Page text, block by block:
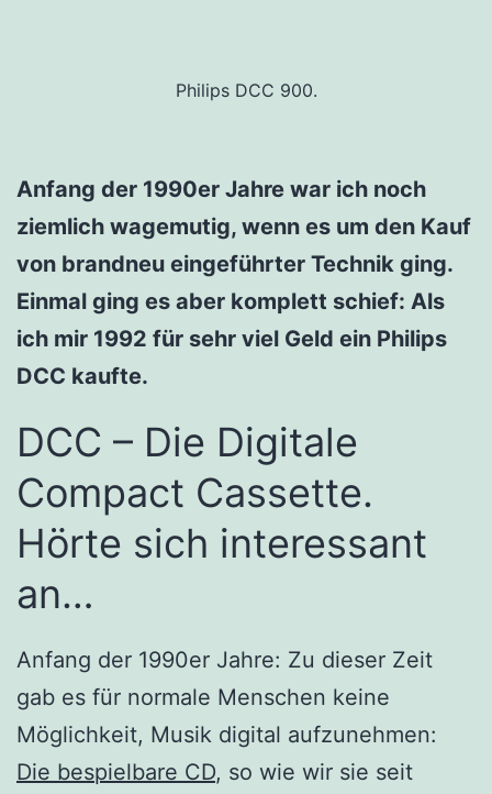
Philips DCC 900.
Anfang der 1990er Jahre war ich noch
ziemlich wagemutig, wenn es um den Kauf
von brandneu eingeführter Technik ging.
Einmal ging es aber komplett schief: Als
ich mir 1992 für sehr viel Geld ein Philips
DCC kaufte.
DCC – Die Digitale
Compact Cassette.
Hörte sich interessant
an…
Anfang der 1990er Jahre: Zu dieser Zeit
gab es für normale Menschen keine
Möglichkeit, Musik digital aufzunehmen:
Die bespielbare CD, so wie wir sie seit